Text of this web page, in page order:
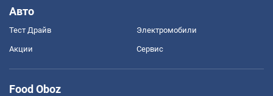
Авто
Тест Драйв Электромобили
Акции Сервис
Food Oboz